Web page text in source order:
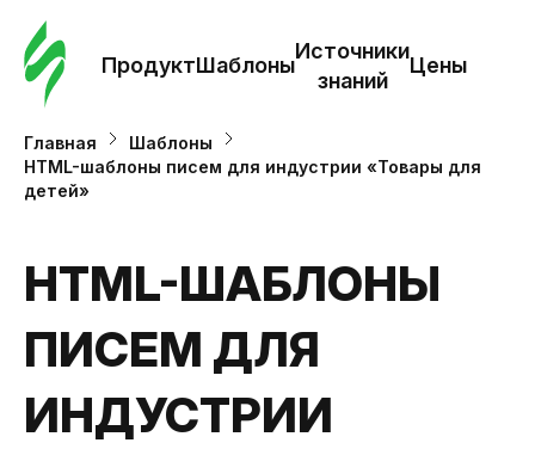
ПродуктШаблоны
Источники
знаний
Цены
Главная
Шаблоны
HTML-шаблоны писем для индустрии «Товары для
детей»
HTML-ШАБЛОНЫ
ПИСЕМ ДЛЯ
ИНДУСТРИИ